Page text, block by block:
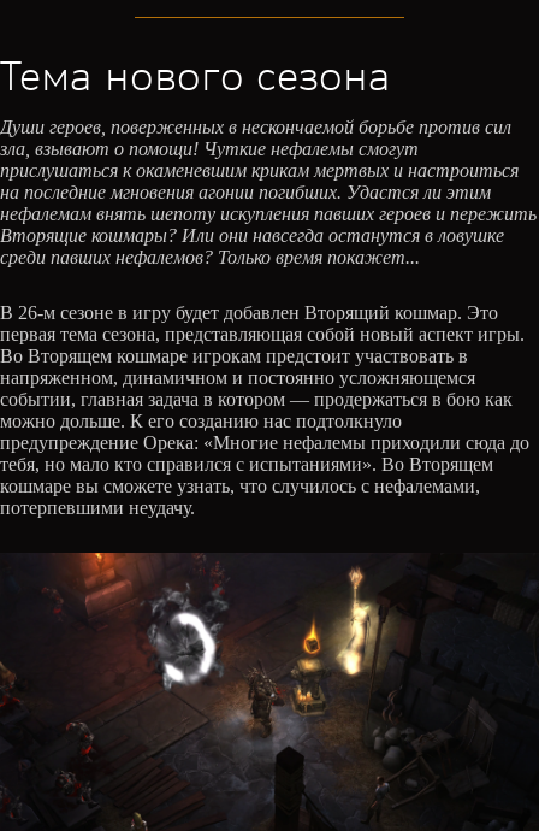
Тема нового сезона
Души героев, поверженных в нескончаемой борьбе против сил
зла, взывают о помощи! Чуткие нефалемы смогут
прислушаться к окаменевшим крикам мертвых и настроиться
на последние мгновения агонии погибших. Удастся ли этим
нефалемам внять шепоту искупления павших героев и пережить
Вторящие кошмары? Или они навсегда останутся в ловушке
среди павших нефалемов? Только время покажет...
В 26-м сезоне в игру будет добавлен Вторящий кошмар. Это
первая тема сезона, представляющая собой новый аспект игры.
Во Вторящем кошмаре игрокам предстоит участвовать в
напряженном, динамичном и постоянно усложняющемся
событии, главная задача в котором — продержаться в бою как
можно дольше. К его созданию нас подтолкнуло
предупреждение Орека: «Многие нефалемы приходили сюда до
тебя, но мало кто справился с испытаниями». Во Вторящем
кошмаре вы сможете узнать, что случилось с нефалемами,
потерпевшими неудачу.